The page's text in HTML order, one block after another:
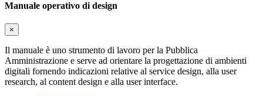
Manuale operativo di design
×
Il manuale è uno strumento di lavoro per la Pubblica
Amministrazione e serve ad orientare la progettazione di ambienti
digitali fornendo indicazioni relative al service design, alla user
research, al content design e alla user interface.